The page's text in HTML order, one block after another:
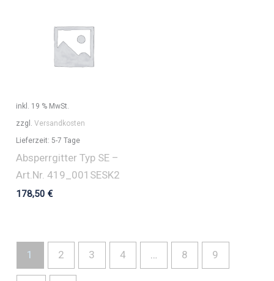
inkl. 19 % MwSt.
zzgl.Versandkosten
Lieferzeit: 5-7 Tage
Absperrgitter Typ SE –
Art.Nr. 419_001SESK2
178,50€
1 2 3 4 … 8 9